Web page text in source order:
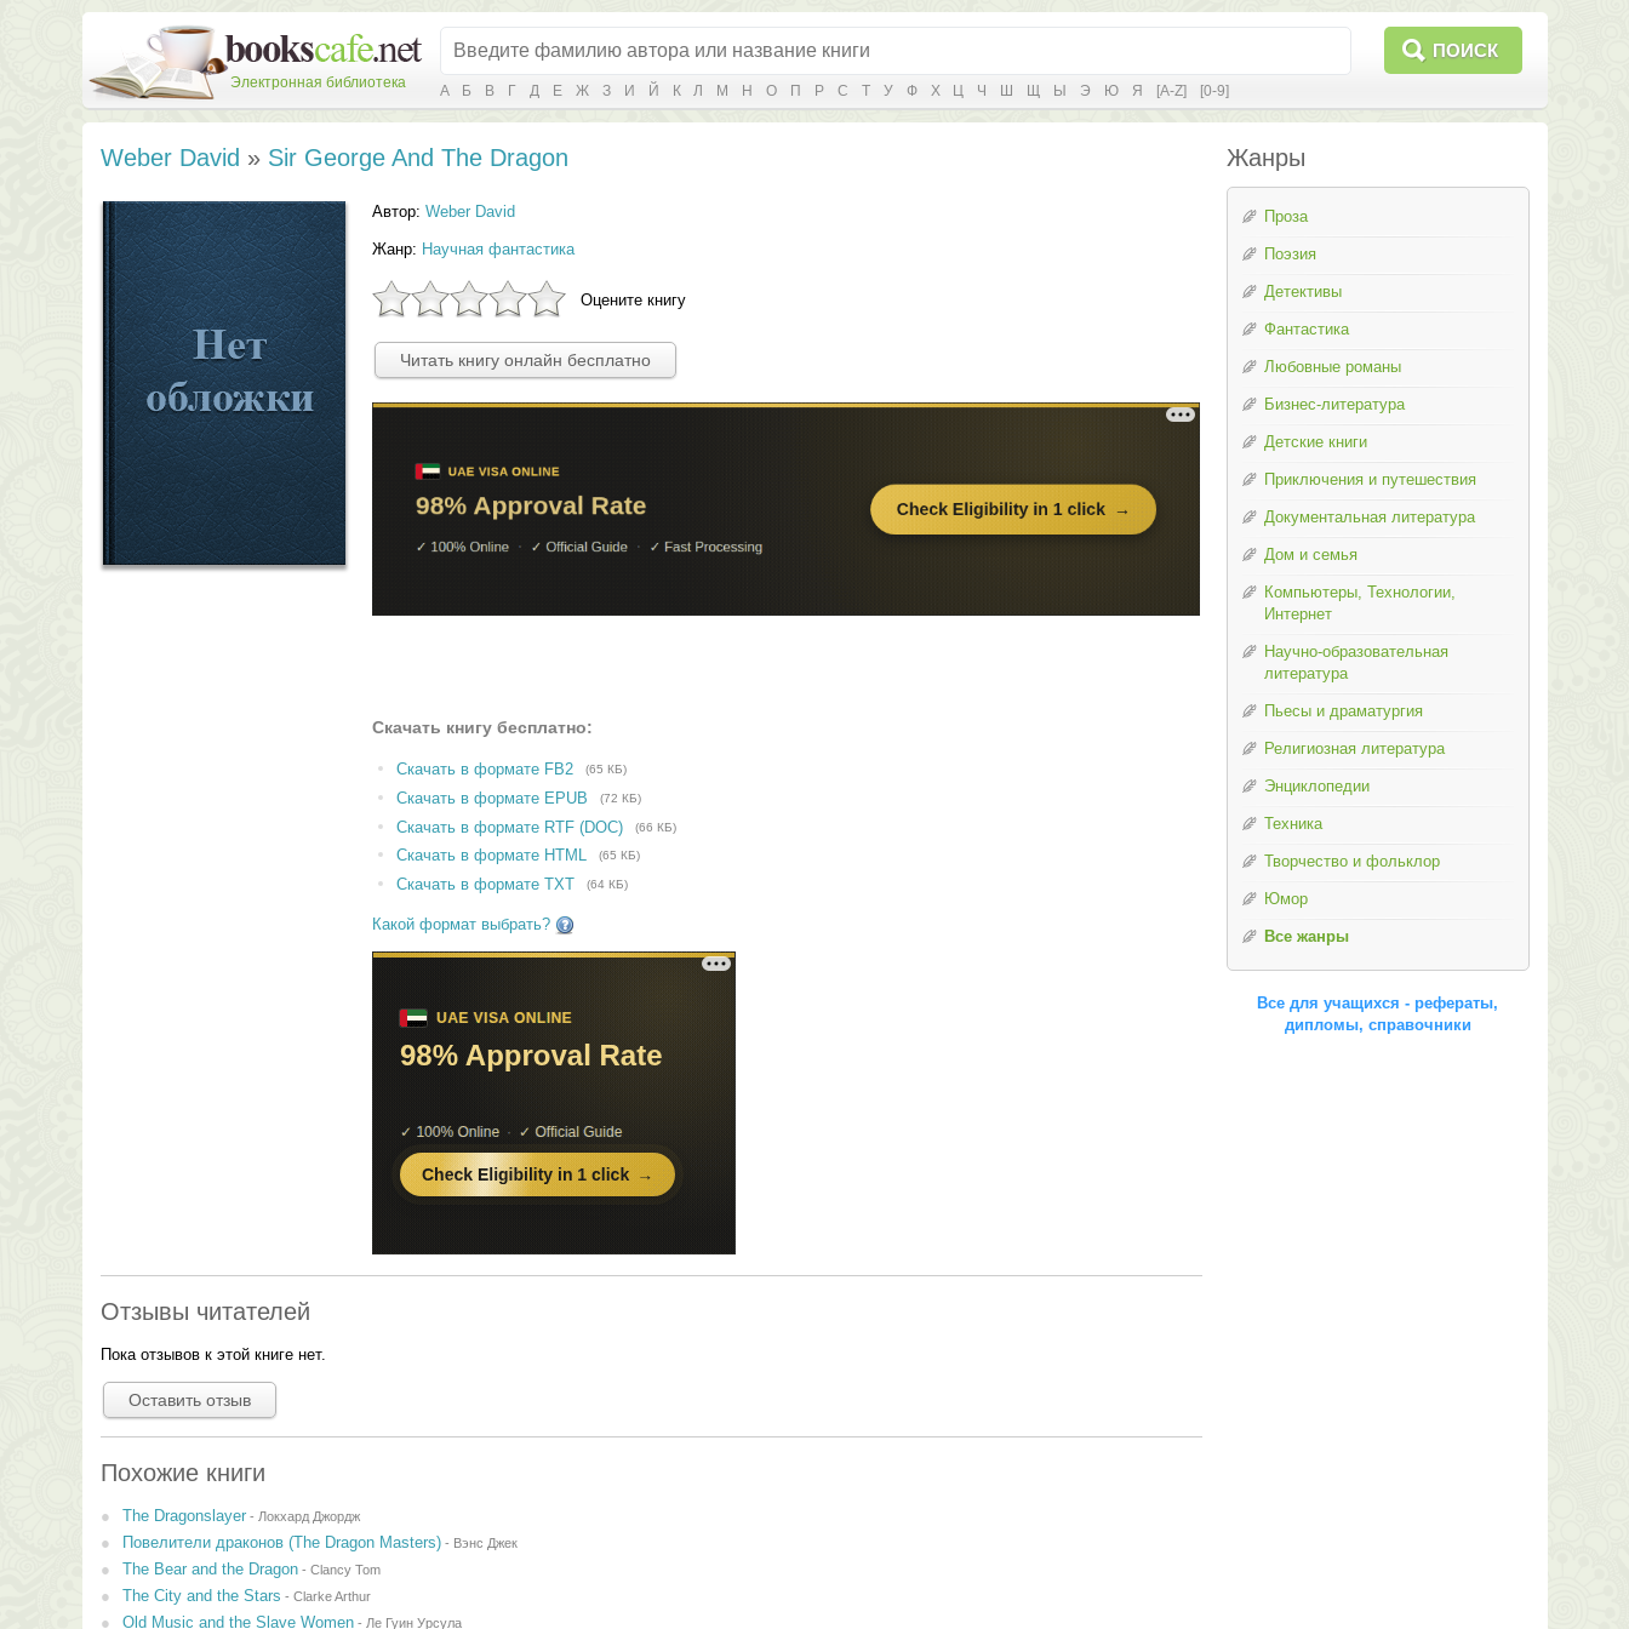
Электронная библиотека
ПОИСК
А Б В Г Д Е Ж З И Й К Л М Н О П Р С Т У Ф Х Ц Ч Ш Щ Ы Э Ю Я [A-Z] [0-9]
Weber David » Sir George And The Dragon
Автор: Weber David
Жанр: Научная фантастика
Оцените книгу
Читать книгу онлайн бесплатно
Скачать книгу бесплатно:
Скачать в формате FB2 (65 КБ)
Скачать в формате EPUB (72 КБ)
Скачать в формате RTF (DOC) (66 КБ)
Скачать в формате HTML (65 КБ)
Скачать в формате TXT (64 КБ)
Какой формат выбрать?
Отзывы читателей
Пока отзывов к этой книге нет.
Оставить отзыв
Похожие книги
The Dragonslayer- Локхард Джордж
Повелители драконов (The Dragon Masters)- Вэнс Джек
The Bear and the Dragon- Clancy Tom
The City and the Stars - Clarke Arthur
Old Music and the Slave Women- Ле Гуин Урсула
Жанры
Проза
Поэзия
Детективы
Фантастика
Любовные романы
Бизнес-литература
Детские книги
Приключения и путешествия
Документальная литература
Дом и семья
Компьютеры, Технологии,
Интернет
Научно-образовательная
литература
Пьесы и драматургия
Религиозная литература
Энциклопедии
Техника
Творчество и фольклор
Юмор
Все жанры
Все для учащихся - рефераты,
дипломы, справочники